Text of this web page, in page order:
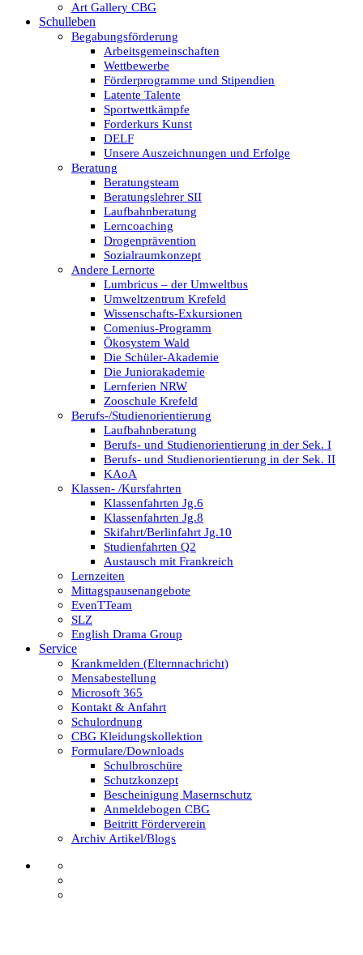
Art Gallery CBG
Schulleben
Begabungsförderung
Arbeitsgemeinschaften
Wettbewerbe
Förderprogramme und Stipendien
Latente Talente
Sportwettkämpfe
Forderkurs Kunst
DELF
Unsere Auszeichnungen und Erfolge
Beratung
Beratungsteam
Beratungslehrer SII
Laufbahnberatung
Lerncoaching
Drogenprävention
Sozialraumkonzept
Andere Lernorte
Lumbricus – der Umweltbus
Umweltzentrum Krefeld
Wissenschafts-Exkursionen
Comenius-Programm
Ökosystem Wald
Die Schüler-Akademie
Die Juniorakademie
Lernferien NRW
Zooschule Krefeld
Berufs-/Studienorientierung
Laufbahnberatung
Berufs- und Studienorientierung in der Sek. I
Berufs- und Studienorientierung in der Sek. II
KAoA
Klassen- /Kursfahrten
Klassenfahrten Jg.6
Klassenfahrten Jg.8
Skifahrt/Berlinfahrt Jg.10
Studienfahrten Q2
Austausch mit Frankreich
Lernzeiten
Mittagspausenangebote
EvenTTeam
SLZ
English Drama Group
Service
Krankmelden (Elternnachricht)
Mensabestellung
Microsoft 365
Kontakt & Anfahrt
Schulordnung
CBG Kleidungskollektion
Formulare/Downloads
Schulbroschüre
Schutzkonzept
Bescheinigung Masernschutz
Anmeldebogen CBG
Beitritt Förderverein
Archiv Artikel/Blogs